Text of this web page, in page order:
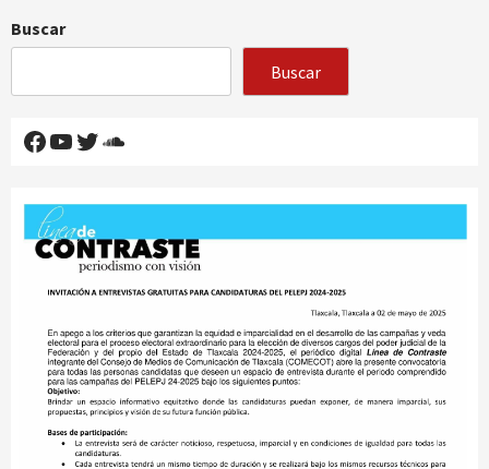
Buscar
Buscar
Facebook
YouTube
Twitter
SoundCloud